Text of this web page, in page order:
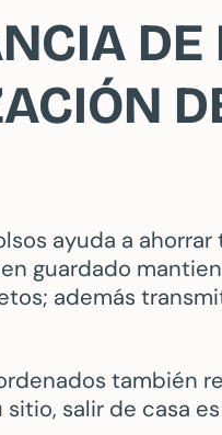
DE
ayuda a
guardado
además
también
salir de casa